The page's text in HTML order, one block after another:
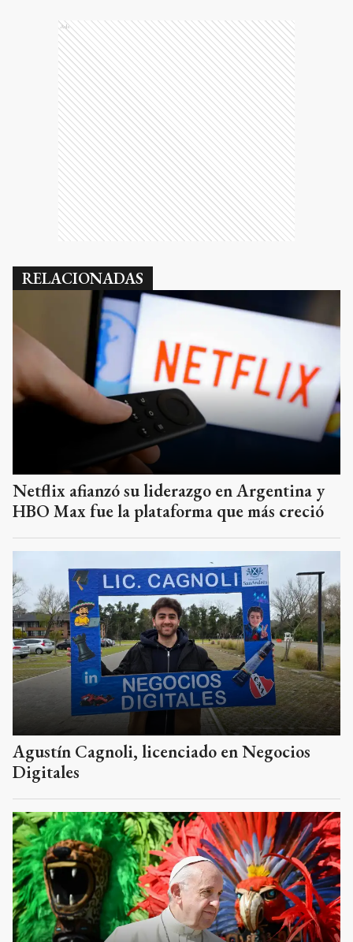
Ads
RELACIONADAS
Netflix afianzó su liderazgo en Argentina y
HBO Max fue la plataforma que más creció
Agustín Cagnoli, licenciado en Negocios
Digitales